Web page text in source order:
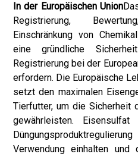
In der Europäischen Union
Registrierung,
Einschränkung von
eine gründliche
Registrierung bei der
erfordern. Die Europäische
setzt den maximalen
Tierfutter, um die Sicherheit
gewährleisten.
Verwendung einhalten und